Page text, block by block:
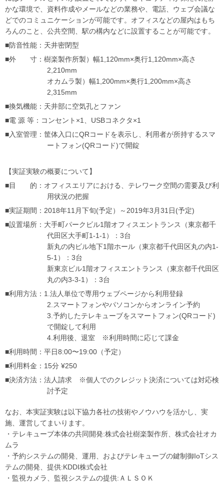
かな環境で、資料作成やメールなどの業務や、電話、ウェブ会議な
どでのコミュニケーションが可能です。オフィスなどの屋内はもち
ろんのこと、公共空間、駅の構内などに設置することが可能です。
■防音性能：天井密閉型
■外 寸：樹楽製作所製）幅1,120mm×奥行1,120mm×高さ
2,210mm
オカムラ製）幅1,200mm×奥行1,200mm×高さ
2,315mm
■換気機能：天井部に空気孔とファン
■電 源 等：コンセント×1、USBコネクタ×1
■入室管理：筐体入口にQRコードを表示し、利用者が所持するスマ
ートフォン(QRコード)で開錠
【実証実験の概要について】
■目 的：オフィスエリアにおける、テレワーク空間の需要及び利
用状況の把握
■実証期間：2018年11月下旬(予定）～2019年3月31日(予定)
■設置場所：大手町パークビル1階オフィスエントランス（東京都千
代田区大手町1-1-1）：3台
新丸の内ビル地下1階ホール（東京都千代田区丸の内1-
5-1）：3台
新東京ビル1階オフィスエントランス（東京都千代田区
丸の内3-3-1）：3台
■利用方法：1.法人単位で専用ウェブページから利用登録
2.スマートフォンやパソコンからオンライン予約
3.予約したテレキューブをスマートフォン(QRコード)
で開錠して利用
4.利用後、退室 ※利用時間に応じて課金
■利用時間：平日8:00〜19:00（予定）
■利用料金：15分 ¥250
■決済方法：法人請求 ※個人でのクレジット決済については対応検
討予定
なお、本実証実験は以下協力各社の技術やノウハウを活かし、実
施、運営してまいります。
・テレキューブ本体の共同開発:株式会社樹楽製作所、株式会社オカ
ムラ
・予約システムの開発、運用、およびテレキューブの鍵制御IoTシス
テムの開発、提供:KDDI株式会社
・監視カメラ、監視システムの提供:ＡＬＳＯＫ